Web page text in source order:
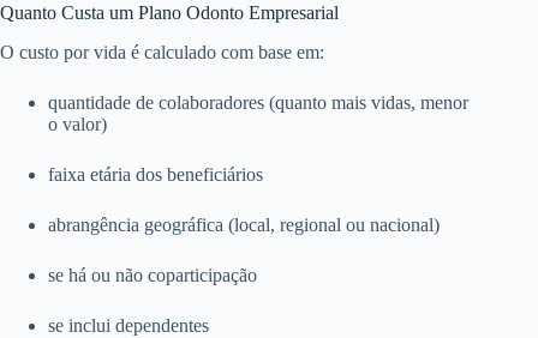
Quanto Custa um Plano Odonto Empresarial
O custo por vida é calculado com base em:
quantidade de colaboradores (quanto mais vidas, menor
o valor)
faixa etária dos beneficiários
abrangência geográfica (local, regional ou nacional)
se há ou não coparticipação
se inclui dependentes